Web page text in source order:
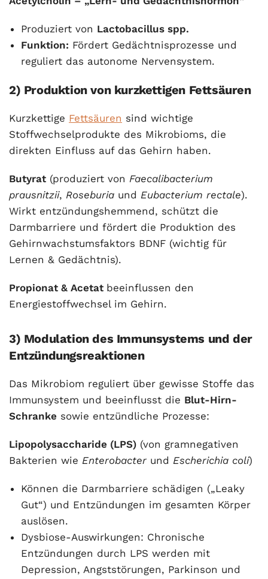
Produziert von Lactobacillus spp.
Funktion: Fördert Gedächtnisprozesse und
reguliert das autonome Nervensystem.
2) Produktion von kurzkettigen Fettsäuren
Kurzkettige Fettsäuren sind wichtige
Stoffwechselprodukte des Mikrobioms, die
direkten Einfluss auf das Gehirn haben.
Butyrat (produziert von Faecalibacterium
prausnitzii, Roseburia und Eubacterium rectale).
Wirkt entzündungshemmend, schützt die
Darmbarriere und fördert die Produktion des
Gehirnwachstumsfaktors BDNF (wichtig für
Lernen & Gedächtnis).
Propionat & Acetat beeinflussen den
Energiestoffwechsel im Gehirn.
3) Modulation des Immunsystems und der
Entzündungsreaktionen
Das Mikrobiom reguliert über gewisse Stoffe das
Immunsystem und beeinflusst die Blut-Hirn-
Schranke sowie entzündliche Prozesse:
Lipopolysaccharide (LPS) (von gramnegativen
Bakterien wie Enterobacter und Escherichia coli)
Können die Darmbarriere schädigen („Leaky
Gut“) und Entzündungen im gesamten Körper
auslösen.
Dysbiose-Auswirkungen: Chronische
Entzündungen durch LPS werden mit
Depression, Angststörungen, Parkinson und